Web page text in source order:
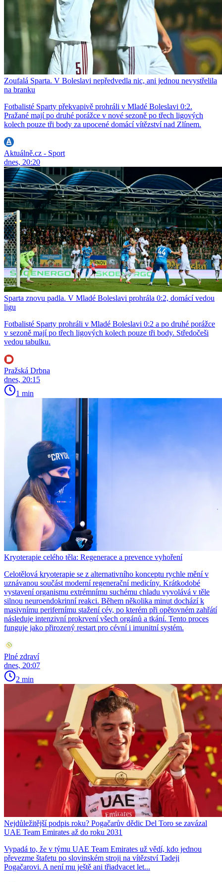
Zoufalá Sparta. V Boleslavi nepředvedla nic, ani jednou nevystřelila
na branku
Fotbalisté Sparty překvapivě prohráli v Mladé Boleslavi 0:2.
Pražané mají po druhé porážce v nové sezoně po třech ligových
kolech pouze tři body za upocené domácí vítězství nad Zlínem.
Aktuálně.cz - Sport
dnes, 20:20
Sparta znovu padla. V Mladé Boleslavi prohrála 0:2, domácí vedou
ligu
Fotbalisté Sparty prohráli v Mladé Boleslavi 0:2 a po druhé porážce
v sezoně mají po třech ligových kolech pouze tři body. Středočeši
vedou tabulku.
Pražská Drbna
dnes, 20:15
1 min
Kryoterapie celého těla: Regenerace a prevence vyhoření
Celotělová kryoterapie se z alternativního konceptu rychle mění v
uznávanou součást moderní regenerační medicíny. Krátkodobé
vystavení organismu extrémnímu suchému chladu vyvolává v těle
silnou neuroendokrinní reakci. Během několika minut dochází k
masivnímu perifernímu stažení cév, po kterém při opětovném zahřátí
následuje intenzivní prokrvení všech orgánů a tkání. Tento proces
funguje jako přirozený restart pro cévní i imunitní systém.
Plné zdraví
dnes, 20:07
2 min
Nejdůležitější podpis roku? Pogačarův dědic Del Toro se zavázal
UAE Team Emirates až do roku 2031
Vypadá to, že v týmu UAE Team Emirates už vědí, kdo jednou
převezme štafetu po slovinském stroji na vítězství Tadeji
Pogačarovi. A není mu ještě ani třiadvacet let...